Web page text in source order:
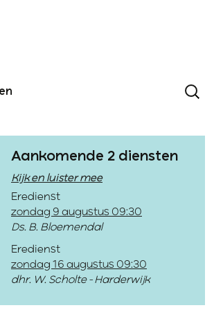
Aankomende 2 diensten
Kijk en luister mee
Eredienst
zondag 9 augustus 09:30
Ds. B. Bloemendal
Eredienst
zondag 16 augustus 09:30
dhr. W. Scholte - Harderwijk